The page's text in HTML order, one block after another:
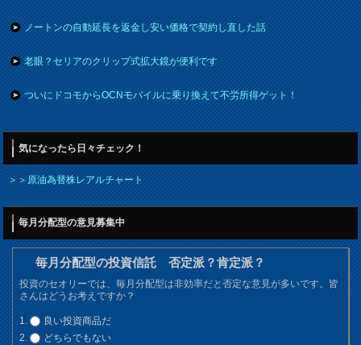
ノートンの自動延長を返金し安い価格で契約し直した話
老眼？セリアのクリップ式拡大鏡が便利です
ついにドコモからOCNモバイルに乗り換えて不労所得ゲット！
気になったら日々チェック！
＞＞原油為替株レアルチャート
毎月分配型の意見募集中
毎月分配型の投資信託 否定派？肯定派？
投資のセオリーでは、毎月分配型は非効率だと否定な意見が多いです。皆
さんはどうお考えですか？
良い投資商品だ
どちらでもない